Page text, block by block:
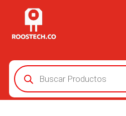
Búsqueda
de
productos